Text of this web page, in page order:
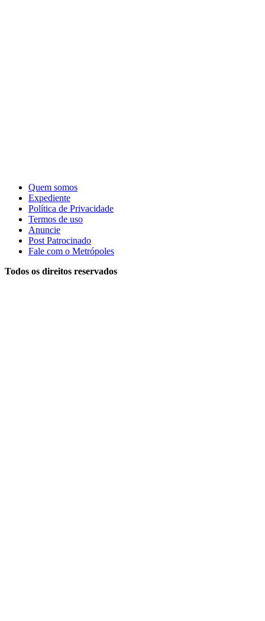
Quem somos
Expediente
Política de Privacidade
Termos de uso
Anuncie
Post Patrocinado
Fale com o Metrópoles
Todos os direitos reservados